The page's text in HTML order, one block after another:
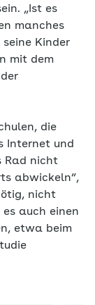
„Ist es
manches
Kinder
mit dem
die
Internet und
Rad nicht
abwickeln“,
nicht
es auch einen
etwa beim